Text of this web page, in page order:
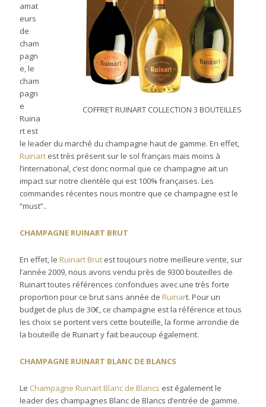
COFFRET RUINART COLLECTION 3 BOUTEILLES
amat
eurs
de
cham
pagn
e, le
cham
pagn
e
Ruina
rt est
le leader du marché du champagne haut de gamme. En effet,
Ruinart est très présent sur le sol français mais moins à
l’international, c’est donc normal que ce champagne ait un
impact sur notre clientèle qui est 100% françaises. Les
commandes récentes nous montre que ce champagne est le
“must”..
CHAMPAGNE RUINART BRUT
En effet, le Ruinart Brut est toujours notre meilleure vente, sur
l’année 2009, nous avons vendu près de 9300 bouteilles de
Ruinart toutes références confondues avec une très forte
proportion pour ce brut sans année de Ruinart. Pour un
budget de plus de 30€, ce champagne est la référence et tous
les choix se portent vers cette bouteille, la forme arrondie de
la bouteille de Ruinart y fait beaucoup également.
CHAMPAGNE RUINART BLANC DE BLANCS
Le Champagne Ruinart Blanc de Blancs est également le
leader des champagnes Blanc de Blancs d’entrée de gamme.